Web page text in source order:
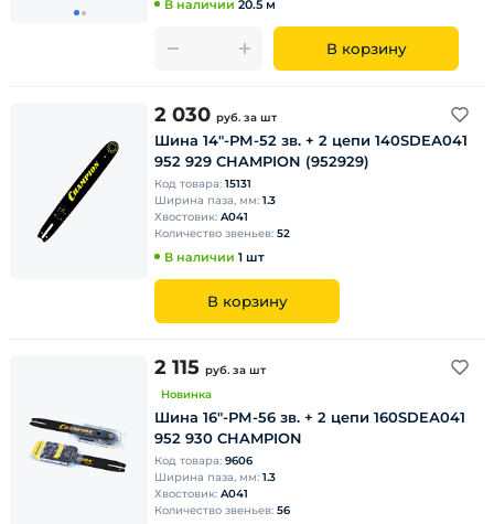
В наличии 20.5 м
В корзину
2 030 руб. за шт
Шина 14"-РМ-52 зв. + 2 цепи 140SDEА041
952 929 CHAMPION (952929)
Код товара: 15131
Ширина паза, мм: 1.3
Хвостовик: A041
Количество звеньев: 52
В наличии 1 шт
В корзину
2 115 руб. за шт
Новинка
Шина 16"-РМ-56 зв. + 2 цепи 160SDEА041
952 930 CHAMPION
Код товара: 9606
Ширина паза, мм: 1.3
Хвостовик: A041
Количество звеньев: 56